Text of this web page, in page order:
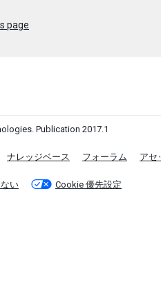
page
Publication 2017.1
ナレッジベース フォーラム アセ
い Cookie 優先設定